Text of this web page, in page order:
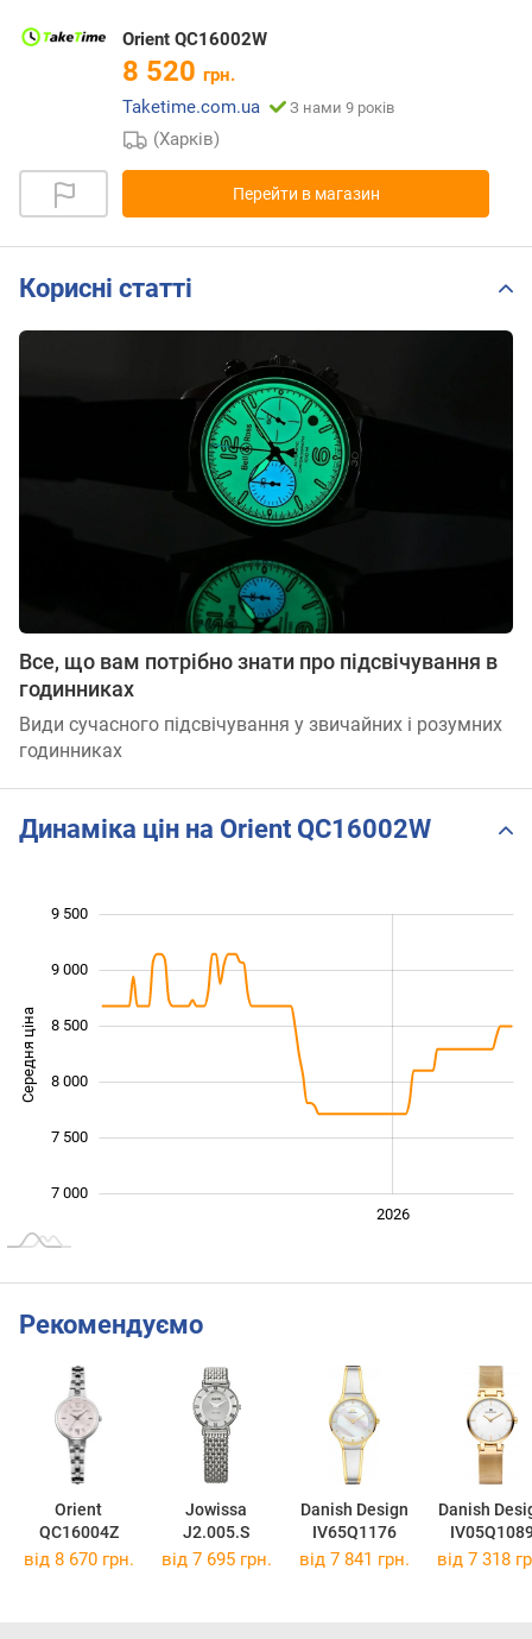
Orient QC16002W
8 520 грн.
Taketime.com.ua
З нами 9 років
(Харків)
Перейти в магазин
Корисні статті
Все, що вам потрібно знати про підсвічування в
годинниках
Види сучасного підсвічування у звичайних і розумних
годинниках
Динаміка цін на Orient QC16002W
Середня ціна
7 000
7 500
8 000
8 500
9 000
9 500
2026
Рекомендуємо
Orient
QC16004Z
Jowissa
J2.005.S
Danish Design
IV65Q1176
Danish
від 8 670 грн. від 7 695 грн. від 7 841 грн. від 7 318